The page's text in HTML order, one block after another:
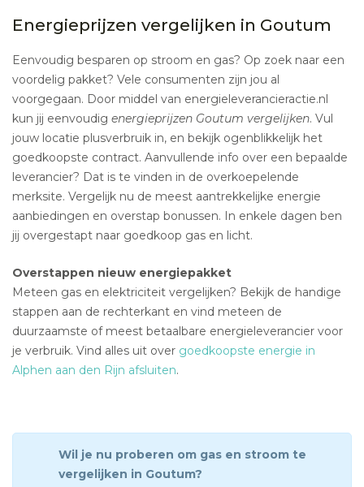
Energieprijzen vergelijken in Goutum
Eenvoudig besparen op stroom en gas? Op zoek naar een
voordelig pakket? Vele consumenten zijn jou al
voorgegaan. Door middel van energieleverancieractie.nl
kun jij eenvoudig energieprijzen Goutum vergelijken. Vul
jouw locatie plusverbruik in, en bekijk ogenblikkelijk het
goedkoopste contract. Aanvullende info over een bepaalde
leverancier? Dat is te vinden in de overkoepelende
merksite. Vergelijk nu de meest aantrekkelijke energie
aanbiedingen en overstap bonussen. In enkele dagen ben
jij overgestapt naar goedkoop gas en licht.
Overstappen nieuw energiepakket
Meteen gas en elektriciteit vergelijken? Bekijk de handige
stappen aan de rechterkant en vind meteen de
duurzaamste of meest betaalbare energieleverancier voor
je verbruik. Vind alles uit over goedkoopste energie in
Alphen aan den Rijn afsluiten.
Wil je nu proberen om gas en stroom te
vergelijken in Goutum?